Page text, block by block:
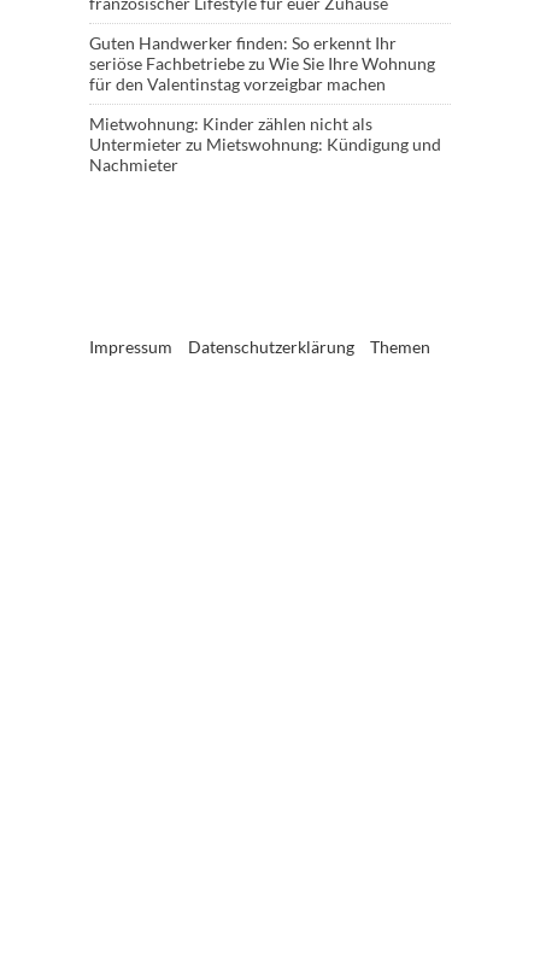
Guten Handwerker finden: So erkennt Ihr
seriöse Fachbetriebezu Wie Sie Ihre Wohnung
für den Valentinstag vorzeigbar machen
Mietwohnung: Kinder zählen nicht als
Untermieterzu Mietswohnung: Kündigung und
Nachmieter
Impressum Datenschutzerklärung Themen